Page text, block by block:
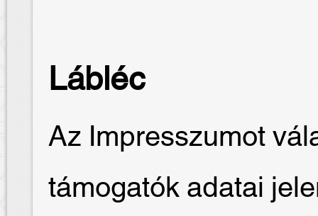
Lábléc
Az Impresszumot
támogatók adatai